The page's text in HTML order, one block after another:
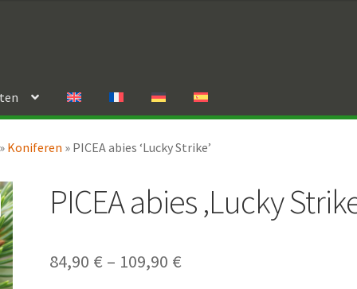
» Koniferen » PICEA abies ‘Lucky Strike’
PICEA abies ‚Lucky
84,90 € – 109,90 €